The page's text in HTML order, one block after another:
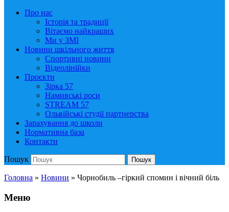
Про нас
Історія та традиції
Вітаємо найкращих
Ми у ЗМІ
Новини шкільного життя
Спортивні новини
Відеолінійки
Проєкти
Зірка 57
Намивські роси
STREAM 57
Ольвійські студії партнерства
Зарахування до школи
Нормативна база
Контакти
Пошук Пошук
Головна » Новини » Чорнобиль –гіркий спомин і вічний біль
Меню